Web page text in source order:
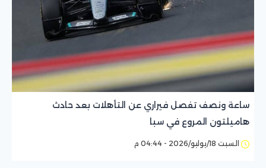
ساعة ونصف تفصل فيراري عن التأهلات بعد حادث
هاميلتون المروع في سبا
السبت 18/يوليو/2026 - 04:44 م